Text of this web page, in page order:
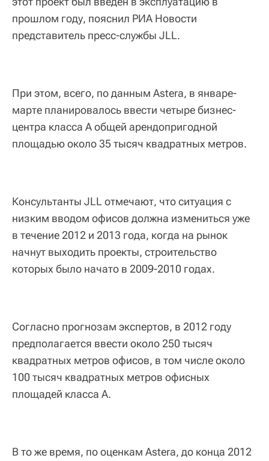
прошлом году, пояснил РИА Новости
представитель пресс-службы JLL.
При этом, всего, по данным Astera, в январе-
марте планировалось ввести четыре бизнес-
центра класса А общей арендопригодной
площадью около 35 тысяч квадратных метров.
Консультанты JLL отмечают, что ситуация с
низким вводом офисов должна измениться уже
в течение 2012 и 2013 года, когда на рынок
начнут выходить проекты, строительство
которых было начато в 2009-2010 годах.
Согласно прогнозам экспертов, в 2012 году
предполагается ввести около 250 тысяч
квадратных метров офисов, в том числе около
100 тысяч квадратных метров офисных
площадей класса А.
В то же время, по оценкам Astera, до конца 2012